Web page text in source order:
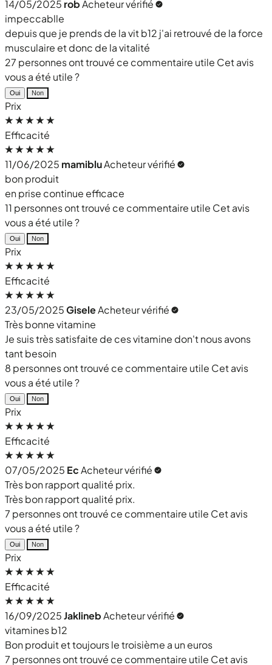
14/05/2025 robAcheteur vérifié
impeccablle
depuis que je prends de la vit b12 j'ai retrouvé de la force
musculaire et donc de la vitalité
27 personnes ont trouvé ce commentaire utile Cet avis
vous a été utile ?
Oui Non
Prix
Efficacité
11/06/2025 mamibluAcheteur vérifié
bon produit
en prise continue efficace
11 personnes ont trouvé ce commentaire utile Cet avis
vous a été utile ?
Oui Non
Prix
Efficacité
23/05/2025GiseleAcheteur vérifié
Très bonne vitamine
Je suis très satisfaite de ces vitamine don't nous avons
tant besoin
8 personnes ont trouvé ce commentaire utile Cet avis
vous a été utile ?
Oui Non
Prix
Efficacité
07/05/2025 EcAcheteur vérifié
Très bon rapport qualité prix.
Très bon rapport qualité prix.
7 personnes ont trouvé ce commentaire utile Cet avis
vous a été utile ?
Oui Non
Prix
Efficacité
16/09/2025JaklinebAcheteur vérifié
vitamines b12
Bon produit et toujours le troisième a un euros
7 personnes ont trouvé ce commentaire utile Cet avis